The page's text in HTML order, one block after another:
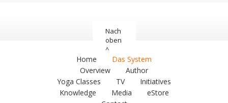
Nach
oben
^
Home
Das System
Overview
Author
Yoga Classes
TV
Initiatives
Knowledge
Media
eStore